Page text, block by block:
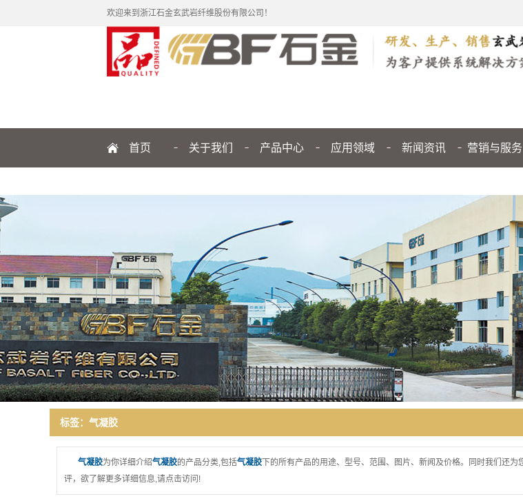
欢迎来到浙江石金玄武岩纤维股份有限公司！
首页 关于我们
发展历程
品牌解读
管理团队
研发力量
领导致辞
厂房环境
诚信报告
产品中心 应用领域 新闻资讯
媒体聚焦
技术交流
营销与服务
标签：气凝胶
气凝胶为你详细介绍气凝胶的产品分类,包括气凝胶 下的所有产品的用途、型号、范围、图片、新闻及价格。同时我们还为
评，欲了解更多详细信息,请点击访问!